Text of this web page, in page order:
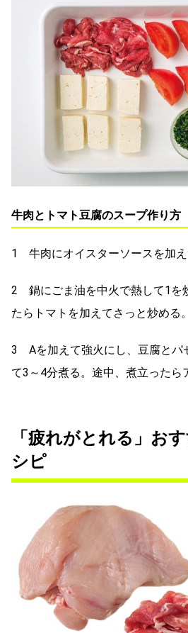
牛肉とトマト豆腐のスープ作り方
1 牛肉にオイスターソースを加え
2 鍋にごま油を中火で熱して1を
たらトマトを加えてさっと炒める。
3 Aを加えて強火にし、豆腐とパ
て3～4分煮る。途中、煮立ったら
「疲れがとれる」お
シピ